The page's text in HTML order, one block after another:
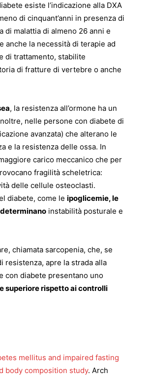
esiste l’indicazione alla DXA
di cinquant’anni in presenza di
malattia di almeno 26 anni e
anche la necessità di terapie ad
di trattamento, stabilite
di fratture di vertebre o anche
, la resistenza all’ormone ha un
nelle persone con diabete di
avanzata) che alterano le
e la resistenza delle ossa. In
carico meccanico che per
fragilità scheletrica:
delle cellule osteoclasti.
diabete, come le ipoglicemie, le
instabilità posturale e
chiamata sarcopenia, che, se
resistenza, apre la strada alla
con diabete presentano uno
superiore rispetto ai controlli
mellitus and impaired fasting
body composition study. Arch